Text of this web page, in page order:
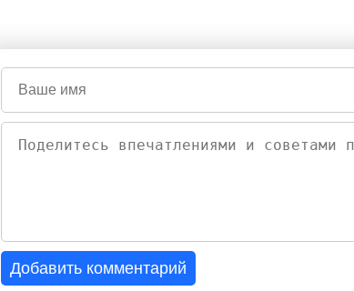
Добавить комментарий